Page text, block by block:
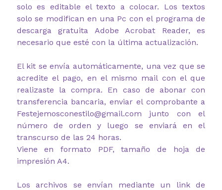
solo es editable el texto a colocar. Los textos
solo se modifican en una Pc con el programa de
descarga gratuita Adobe Acrobat Reader, es
necesario que esté con la última actualización.
El kit se envía automáticamente, una vez que se
acredite el pago, en el mismo mail con el que
realizaste la compra. En caso de abonar con
transferencia bancaria, enviar el comprobante a
Festejemosconestilo@gmail.com junto con el
número de orden y luego se enviará en el
transcurso de las 24 horas.
Viene en formato PDF, tamaño de hoja de
impresión A4.
Los archivos se envían mediante un link de